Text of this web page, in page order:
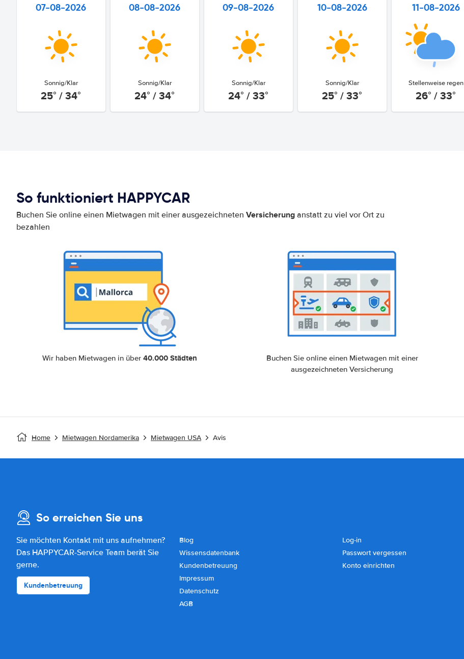
07-08-2026
Sonnig/Klar
25° / 34°
08-08-2026
Sonnig/Klar
24° / 34°
09-08-2026
Sonnig/Klar
24° / 33°
10-08-2026
Sonnig/Klar
25° / 33°
11-08-2026
Stellenweise regen
26° / 33°
So funktioniert HAPPYCAR
Buchen Sie online einen Mietwagen mit einer ausgezeichneten Versicherung anstatt zu viel vor Ort zu
bezahlen
Wir haben Mietwagen in über40.000 Städten
Buchen Sie online einen Mietwagen mit einer
ausgezeichneten Versicherung
Home Mietwagen Nordamerika Mietwagen USA Avis
So erreichen Sie uns
Sie möchten Kontakt mit uns aufnehmen?
Das HAPPYCAR-Service Team berät Sie
gerne.
Kundenbetreuung
Blog
Wissensdatenbank
Kundenbetreuung
Impressum
Datenschutz
AGB
Log-in
Passwort vergessen
Konto einrichten